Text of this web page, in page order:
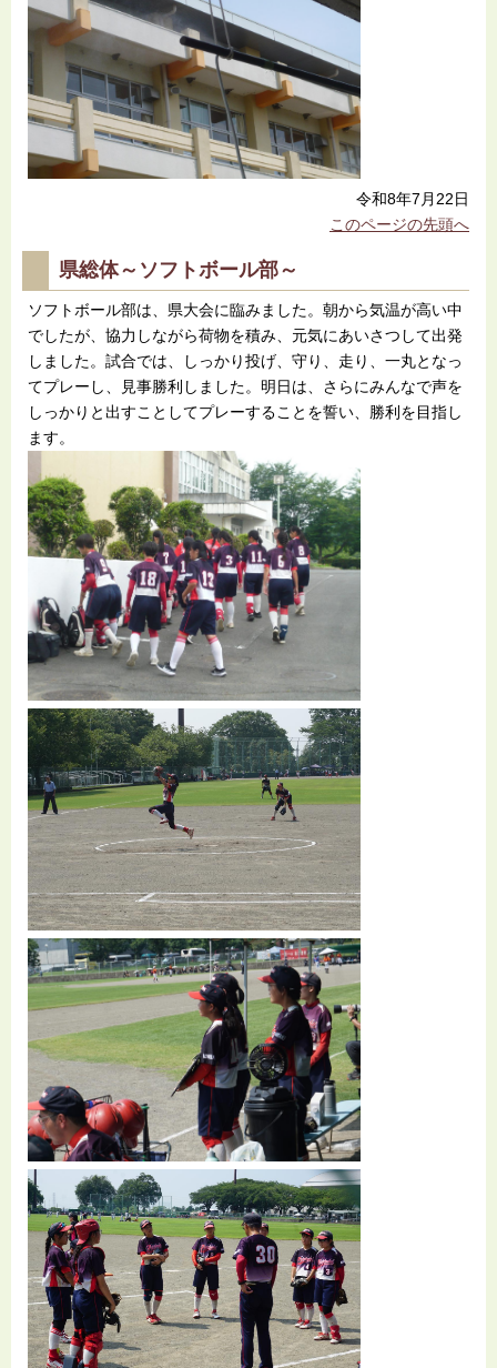
令和8年7月22日
このページの先頭へ
県総体～ソフトボール部～
ソフトボール部は、県大会に臨みました。朝から気温が高い中
でしたが、協力しながら荷物を積み、元気にあいさつして出発
しました。試合では、しっかり投げ、守り、走り、一丸となっ
てプレーし、見事勝利しました。明日は、さらにみんなで声を
しっかりと出すことしてプレーすることを誓い、勝利を目指し
ます。